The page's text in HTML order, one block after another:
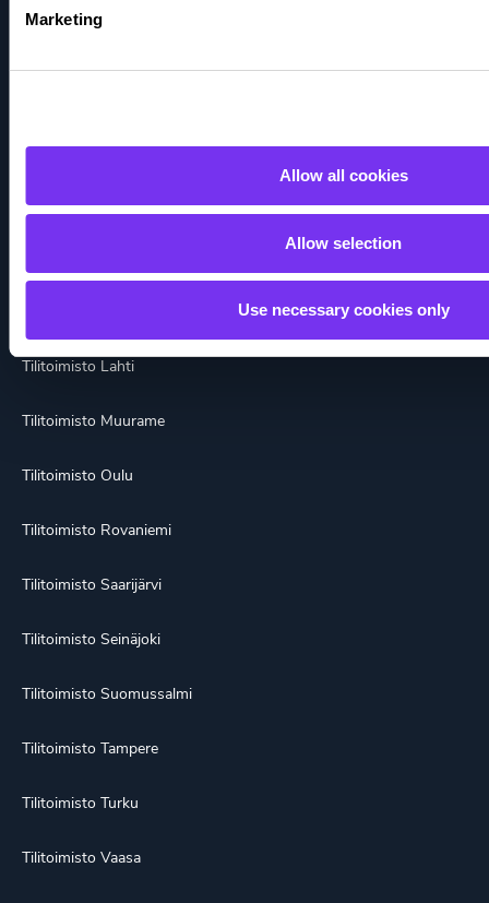
Marketing
Allow all cookies
Allow selection
Use necessary cookies only
Tilitoimisto Kalajoki
Tilitoimisto Kemi-Tornio
Tilitoimisto Lahti
Tilitoimisto Muurame
Tilitoimisto Oulu
Tilitoimisto Rovaniemi
Tilitoimisto Saarijärvi
Tilitoimisto Seinäjoki
Tilitoimisto Suomussalmi
Tilitoimisto Tampere
Tilitoimisto Turku
Tilitoimisto Vaasa